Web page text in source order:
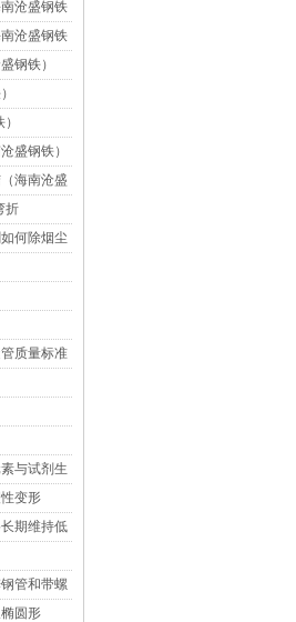
沧盛钢铁
沧盛钢铁
钢铁）
盛钢铁）
海南沧盛
折
何除烟尘
质量标准
与试剂生
变形
期维持低
管和带螺
圆形